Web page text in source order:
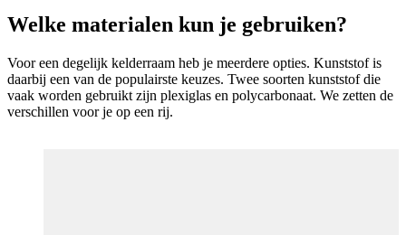
Welke materialen kun je gebruiken?
Voor een degelijk kelderraam heb je meerdere opties. Kunststof is
daarbij een van de populairste keuzes. Twee soorten kunststof die
vaak worden gebruikt zijn plexiglas en polycarbonaat. We zetten de
verschillen voor je op een rij.